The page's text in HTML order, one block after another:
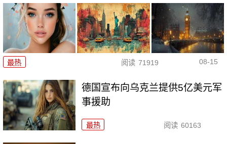
最热 阅读 71919 08-15
德国宣布向乌克兰提供5亿美元军
事援助
最热 阅读 60163